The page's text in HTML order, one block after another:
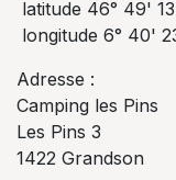
latitude 46° 49'
longitude 6° 40'
Adresse :
Camping les Pins
Les Pins 3
1422 Grandson